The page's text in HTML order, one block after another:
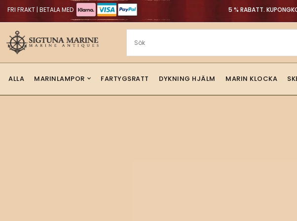
FRI FRAKT | BETALA MED 5 % RABATT.
ALLA MARINLAMPOR FARTYGSRATT DYKNING HJÄLM MARIN KLOCKA